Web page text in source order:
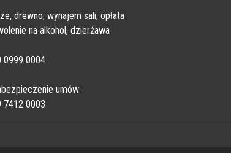
drewno, wynajem sali, opłata
na alkohol, dzierżawa
0999 0004
umów:
7412 0003